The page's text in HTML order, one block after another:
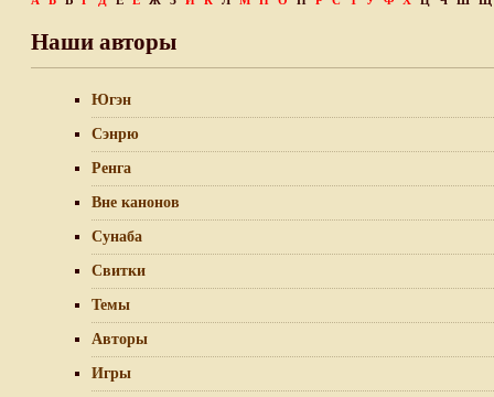
Наши авторы
Югэн
Сэнрю
Ренга
Вне канонов
Сунаба
Свитки
Темы
Авторы
Игры